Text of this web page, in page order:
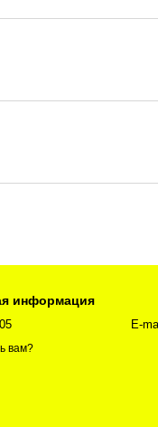
информация
вам?
E-